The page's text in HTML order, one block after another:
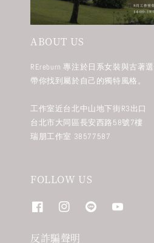
ABOUT US
REreburn 專注於日系女裝與古著
帶你找到屬於自己的獨特風格。
工作室近台北中山地下街R3出口
台北市大同區長安西路58號7樓
瑞朋工作室 38577587
FOLLOW US
反詐騙聲明